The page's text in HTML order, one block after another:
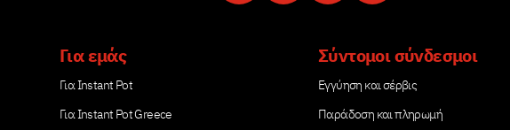
Για εμάς
Για Instant Pot
Για Instant Pot Greece
Σύντομοι σύνδεσμοι
Εγγύηση και σέρβις
Παράδοση και πληρωμή